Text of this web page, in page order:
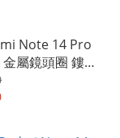
Note 14 Pro
屬鏡頭圈 鏤
金屬材質 相